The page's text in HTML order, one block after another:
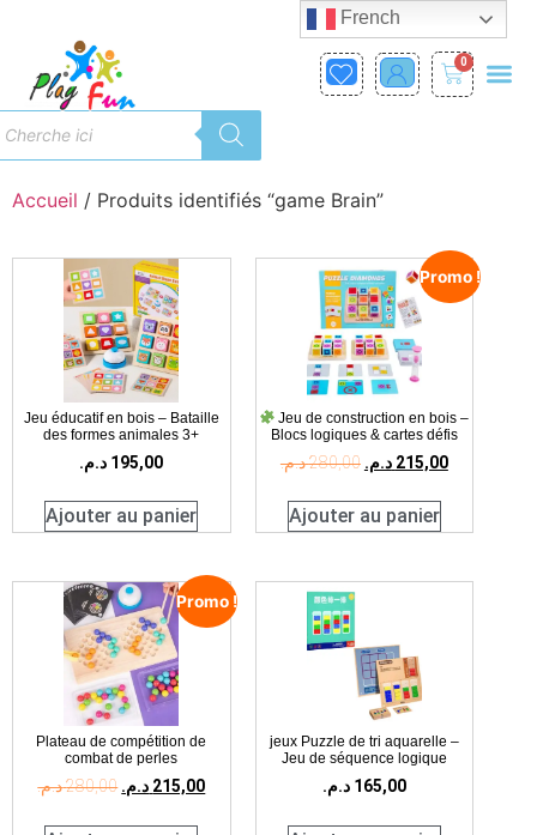
0
Accueil / Produits identifiés “game Brain”
Jeu éducatif en bois – Bataille
des formes animales 3+
195,00 د.م.
Ajouter au panier
Promo !
Jeu de construction en bois –
Blocs logiques & cartes défis
280,00د.م. 215,00 د.م.
Ajouter au panier
Promo !
Plateau de compétition de
combat de perles
280,00د.م. 215,00 د.م.
jeux Puzzle de tri aquarelle –
Jeu de séquence logique
165,00 د.م.
French